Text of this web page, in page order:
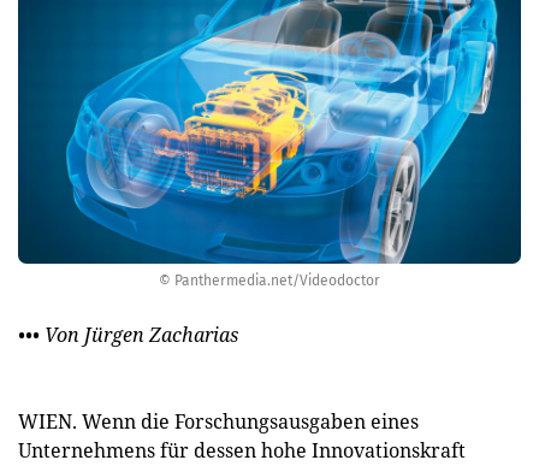
© Panthermedia.net/Videodoctor
••• Von Jürgen Zacharias
WIEN. Wenn die Forschungsausgaben eines
Unternehmens für dessen hohe Innovationskraft